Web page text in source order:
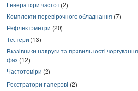
Генератори частот (2)
Комплекти перевірочного обладнання (7)
Рефлектометри (20)
Тестери (13)
Вказівники напруги та правильності чергування
фаз (12)
Частотоміри (2)
Реєстратори паперові (2)